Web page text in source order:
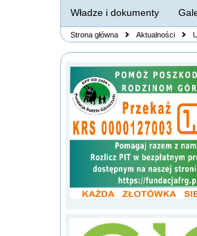
Władze i dokumenty
Strona główna Aktualności